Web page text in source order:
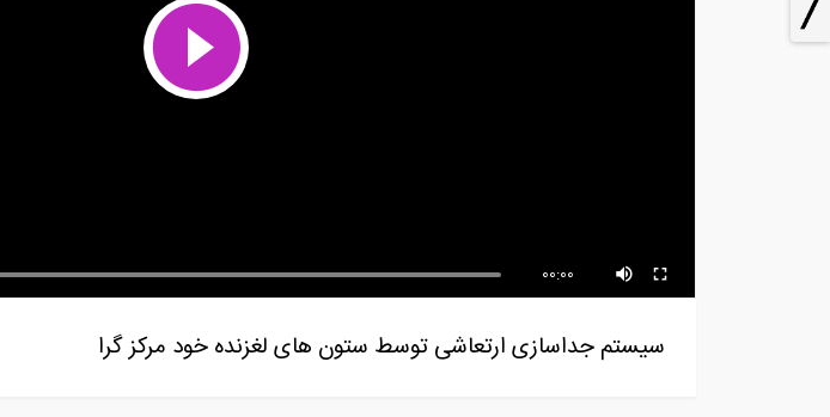
00:00
سیستم جداسازی ارتعاشی توسط ستون های لغزنده خود مرکز گرا